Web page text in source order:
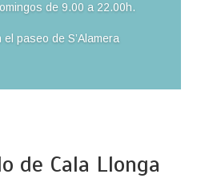
de 9.00 a 22.00h.
paseo de S’Alamera
de Cala Llonga